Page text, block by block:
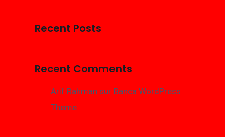
Recent Posts
Recent Comments
Arif Rahman sur Banca WordPress
Theme